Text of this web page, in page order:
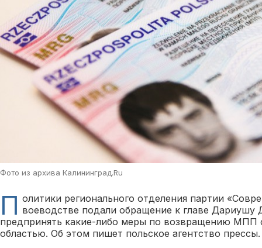
Фото из архива Калининград.Ru
П олитики регионального отделения партии
воеводстве подали обращение к главе Дариушу
предпринять какие-либо меры по возвращению МПП
областью. Об этом пишет польское агентство прессы.